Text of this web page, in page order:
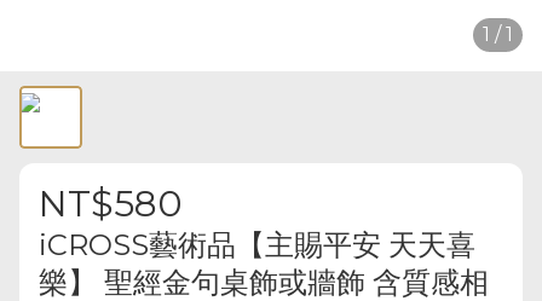
1 / 1
NT$580
iCROSS藝術品【主賜平安 天天喜
樂】 聖經金句桌飾或牆飾 含質感相